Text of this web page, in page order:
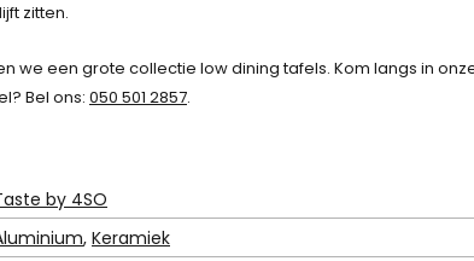
zitten.
we een grote collectie low dining tafels. Kom langs in
Bel ons: 050 501 2857.
by 4SO
, Keramiek